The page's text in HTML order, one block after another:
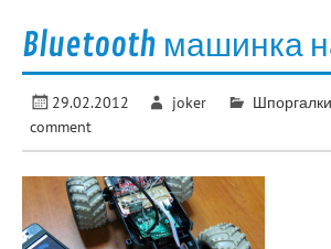
Bluetooth машинка
29.02.2012 joker Шпоргалки
comment